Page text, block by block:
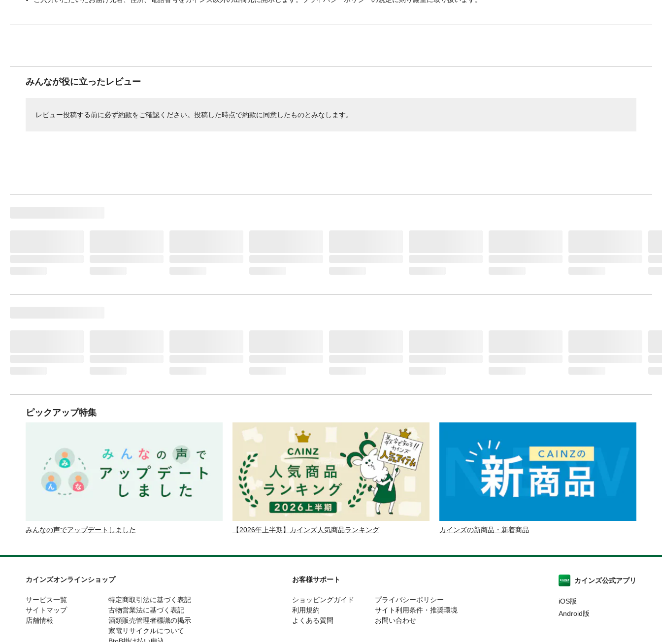
みんなが役に立ったレビュー
レビュー投稿する前に必ず約款をご確認ください。投稿した時点で約款に同意したものとみなします。
ピックアップ特集
みんなの声でアップデートしました 【2026年上半期】カインズ人気商品ランキング カインズの新商品・新着商品
カインズオンラインショップ
サービス一覧
サイトマップ
店舗情報
特定商取引法に基づく表記
古物営業法に基づく表記
酒類販売管理者標識の掲示
家電リサイクルについて
お客様サポート
ショッピングガイド
利用規約
よくある質問
プライバシーポリシー
サイト利用条件・推奨環境
お問い合わせ
カインズ公式アプリ
iOS版
Android版